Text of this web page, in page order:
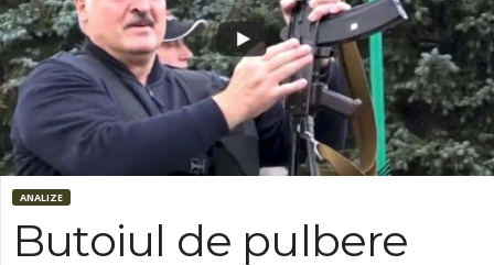
ANALIZE
Butoiul de pulbere